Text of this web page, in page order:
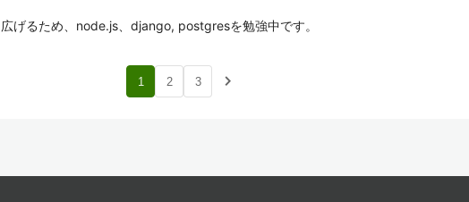
げるため、node.js、django, postgresを勉強中です。
1 2 3 navigate_next